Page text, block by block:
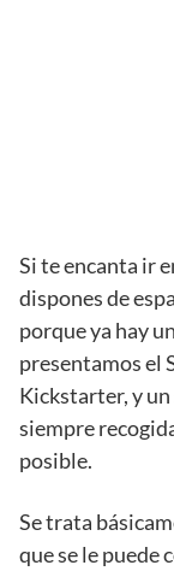
Si te encanta ir
dispones de
porque ya hay
presentamos el
Kickstarter, y
siempre
posible.
Se trata
que se le puede